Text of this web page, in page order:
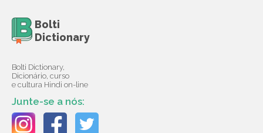
Bolti
Dictionary
Bolti Dictionary,
Dicionário, curso
e cultura Hindi on-line
Junte-se a nós: